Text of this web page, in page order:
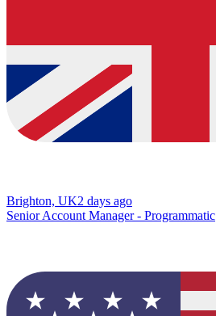
Brighton, UK2 days ago
Senior Account Manager - Programmatic